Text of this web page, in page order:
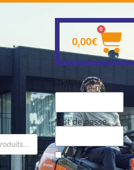
0,00€
0
Identifiant ou
adresse e-mail
Mot de passe
Se souvenir de
moi